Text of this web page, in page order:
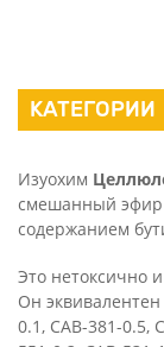
КАТЕГОРИИ
Изуохим
смешанный эфир
содержанием
Это нетоксично
Он
0.1, CAB-381-0.5,